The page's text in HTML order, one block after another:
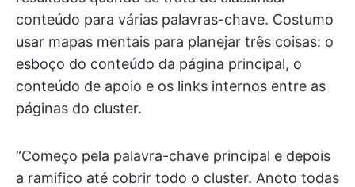
conteúdo para várias palavras-chave. Costumo
usar mapas mentais para planejar três coisas: o
esboço do conteúdo da página principal, o
conteúdo de apoio e os links internos entre as
páginas do cluster.
“Começo pela palavra-chave principal e depois
a ramifico até cobrir todo o cluster. Anoto todas